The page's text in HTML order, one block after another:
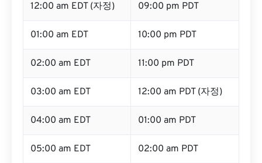
12:00 am EDT (자정) 09:00 pm PDT
01:00 am EDT 10:00 pm PDT
02:00 am EDT 11:00 pm PDT
03:00 am EDT 12:00 am PDT (자정)
04:00 am EDT 01:00 am PDT
05:00 am EDT 02:00 am PDT